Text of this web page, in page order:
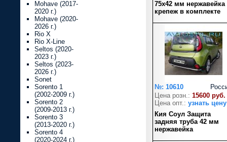
75х42 мм нержавейка
крепеж в комплекте
№: 10610
Цена розн.: 15600 руб.
Цена опт.: узнать цену
Кия Соул Защита
задняя труба 42 мм
нержавейка
Mohave (2017-
2020 г.)
Mohave (2020-
2026 г.)
Rio X
Rio X-Line
Seltos (2020-
2023 г.)
Seltos (2023-
2026 г.)
Sonet
Sorento 1
(2002-2009 г.)
Sorento 2
(2009-2013 г.)
Sorento 3
(2013-2020 г.)
Sorento 4
(2020-2024 г.)